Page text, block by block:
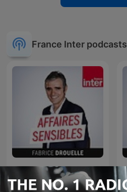
France Inter podcasts
Affaires sensibles